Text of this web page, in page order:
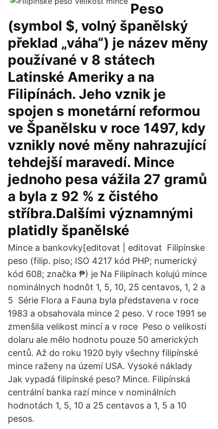
Peso
(symbol $, volný španělský
překlad „váha“) je název měny
používané v 8 státech
Latinské Ameriky a na
Filipínách. Jeho vznik je
spojen s monetární reformou
ve Španělsku v roce 1497, kdy
vznikly nové měny nahrazující
tehdejší maravedí. Mince
jednoho pesa vážila 27 gramů
a byla z 92 % z čistého
stříbra.Dalšími významnými
platidly španělské
Mince a bankovky[editovat | editovat Filipínske
peso (filip. piso; ISO 4217 kód PHP; numerický
kód 608; značka ₱) je Na Filipínach kolujú mince
nominálnych hodnôt 1, 5, 10, 25 centavos, 1, 2 a
5 Série Flora a Fauna byla představena v roce
1983 a obsahovala mince 2 peso. V roce 1991 se
zmenšila velikost mincí a v roce Peso o velikosti
dolaru ale mělo hodnotu pouze 50 amerických
centů. Až do roku 1920 byly všechny filipínské
mince raženy na území USA. Vysoké náklady
Jak vypadá filipínské peso? Mince. Filipínská
centrální banka razí mince v nominálních
hodnotách 1, 5, 10 a 25 centavos a 1, 5 a 10
pesos.